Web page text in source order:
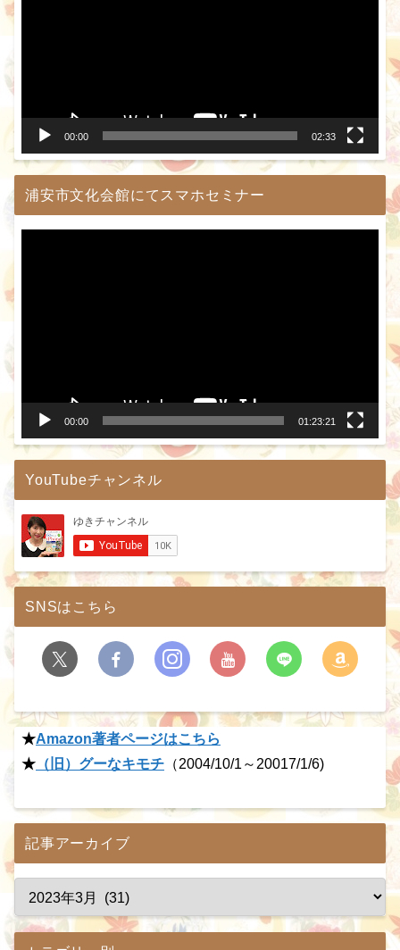
00:00 02:33
浦安市文化会館にてスマホセミナー
00:00 01:23:21
YouTubeチャンネル
SNSはこちら
★Amazon著者ページはこちら
★ （旧）グーなキモチ （2004/10/1～20017/1/6)
記事アーカイブ